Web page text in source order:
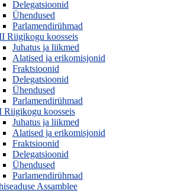
Delegatsioonid
Ühendused
Parlamendirühmad
Riigikogu koosseis
Juhatus ja liikmed
Alatised ja erikomisjonid
Fraktsioonid
Delegatsioonid
Ühendused
Parlamendirühmad
Riigikogu koosseis
Juhatus ja liikmed
Alatised ja erikomisjonid
Fraktsioonid
Delegatsioonid
Ühendused
Parlamendirühmad
Assamblee